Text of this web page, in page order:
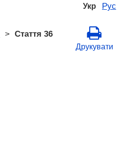
Укр Рус
> Стаття 36
Друкувати